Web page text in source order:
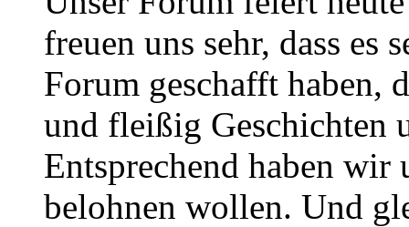
freuen uns sehr, dass es
Forum geschafft haben,
und fleißig Geschichten
Entsprechend haben wir
belohnen wollen. Und